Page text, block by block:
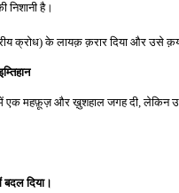
है।
क्रोध) के लायक़ क़रार दिया और उसे
महफ़ूज़ और ख़ुशहाल जगह दी, लेकिन
दिया।